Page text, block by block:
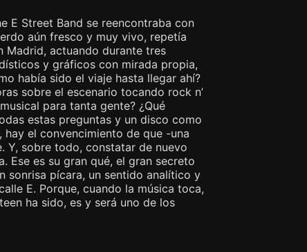
E Street Band se reencontraba con
aún fresco y muy vivo, repetía
Madrid, actuando durante tres
y gráficos con mirada propia,
había sido el viaje hasta llegar ahí?
sobre el escenario tocando rock n’
para tanta gente? ¿Qué
estas preguntas y un disco como
el convencimiento de que -una
Y, sobre todo, constatar de nuevo
Ese es su gran qué, el gran secreto
sonrisa pícara, un sentido analítico y
E. Porque, cuando la música toca,
ha sido, es y será uno de los